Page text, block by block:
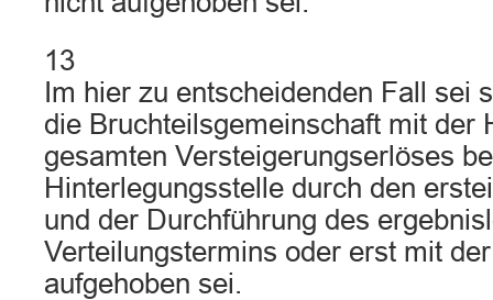
13
Im hier zu entscheidenden Fall sei
die Bruchteilsgemeinschaft mit der
gesamten Versteigerungserlöses
Hinterlegungsstelle durch den
und der Durchführung des
Verteilungstermins oder erst mit
aufgehoben sei.